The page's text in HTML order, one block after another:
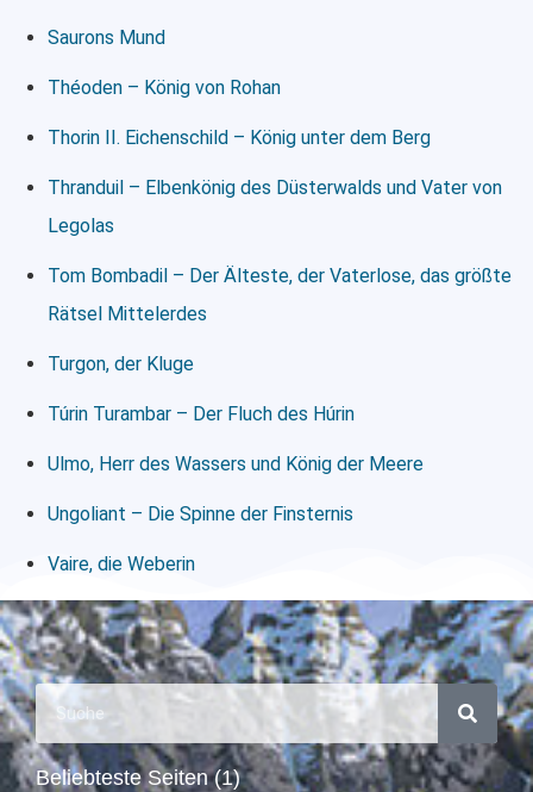
Saurons Mund
Théoden – König von Rohan
Thorin II. Eichenschild – König unter dem Berg
Thranduil – Elbenkönig des Düsterwalds und Vater von
Legolas
Tom Bombadil – Der Älteste, der Vaterlose, das größte
Rätsel Mittelerdes
Turgon, der Kluge
Túrin Turambar – Der Fluch des Húrin
Ulmo, Herr des Wassers und König der Meere
Ungoliant – Die Spinne der Finsternis
Vaire, die Weberin
Beliebteste Seiten (1)